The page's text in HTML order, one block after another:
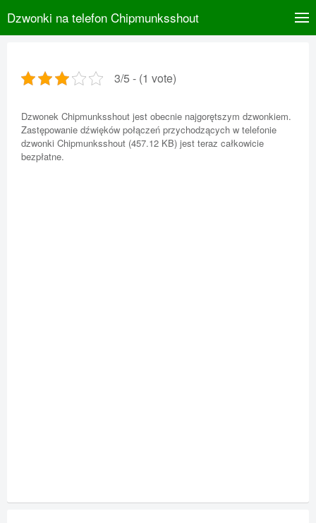
Dzwonki na telefon Chipmunksshout
3/5 - (1 vote)
Dzwonek Chipmunksshout jest obecnie najgorętszym dzwonkiem.
Zastępowanie dźwięków połączeń przychodzących w telefonie
dzwonki Chipmunksshout (457.12 KB) jest teraz całkowicie
bezpłatne.